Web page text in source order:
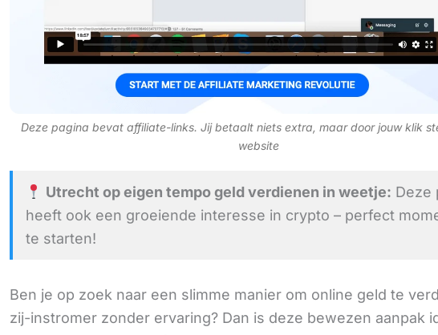
Deze pagina bevat affiliate-links. Jij betaalt niets extra, maar door jouw klik
website
Utrecht op eigen tempo geld verdienen in weetje: Deze
heeft ook een groeiende interesse in crypto – perfect
te starten!
Ben je op zoek naar een slimme manier om online geld te
zij-instromer zonder ervaring? Dan is deze bewezen aanpak